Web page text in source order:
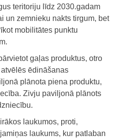
teritoriju līdz 2030.gadam
un zemnieku nakts tirgum, bet
mobilitātes punktu
gaļas produktus, otro
ēdināšanas
plānota piena produktu,
Zivju paviljonā plānots
laukumos, proti,
laukums, kur patlaban